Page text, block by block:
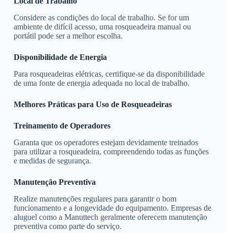
Considere as condições do local de trabalho. Se for um
ambiente de difícil acesso, uma rosqueadeira manual ou
portátil pode ser a melhor escolha.
Disponibilidade de Energia
Para rosqueadeiras elétricas, certifique-se da disponibilidade
de uma fonte de energia adequada no local de trabalho.
Melhores Práticas para Uso de Rosqueadeiras
Treinamento de Operadores
Garanta que os operadores estejam devidamente treinados
para utilizar a rosqueadeira, compreendendo todas as funções
e medidas de segurança.
Manutenção Preventiva
Realize manutenções regulares para garantir o bom
funcionamento e a longevidade do equipamento. Empresas de
aluguel como a Manuttech geralmente oferecem manutenção
preventiva como parte do serviço.